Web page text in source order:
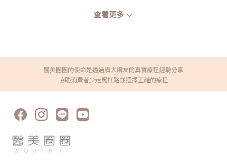
事實上，膠原蛋白的含量與臉型胖瘦無關。膠原蛋白流失所造成的外觀
變化是皮膚鬆弛、下垂、皺紋。而造成臉頰凹陷的原因是脂肪與肌肉體
境美學診所-曾繁聞醫師提供）臉頰凹陷的治療方式頰凹除了美觀、顯
老的問題以外，也有的患者認為會影響面相，而尋求如何補救的方法。
改善面頰凹陷需要以微整形注射、或手術補自體脂肪來增加體積。微整
形填充的材料選擇包括玻尿酸、與膠原蛋白增生劑：凝境美學診所曾繁
醫護示範微整形注射教學（圖／凝境美學診所-曾繁聞醫師提供）玻尿
隱形玻尿酸等。優點是立即見效、體積精確、不需等待、不需按摩，而
且是唯一有降解酶的選擇。凝境美學診所院長擔任德國保柔緹Belotero
水無痕玻尿酸原廠全球級醫學顧問示範注射教學案例（圖／凝境美學診
聚雙旋乳酸/精靈針、舒顏萃Sculptra聚左旋乳酸/4D童妍針、大分子喬
雅露Juvelook Lenisna、薇貝拉Vivibella等等。因為需要使用無菌蒸
餾水泡製產品，因此注射完當下的效果有一部分是水分的體積，當水份
查看更多
醫美圈圈的使命是透過廣大網友的真實療程經驗分享
協助消費者少走冤枉路並選擇正確的療程